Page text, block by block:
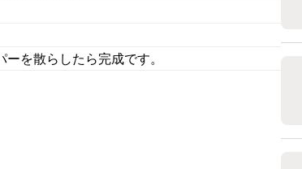
を散らしたら完成です。